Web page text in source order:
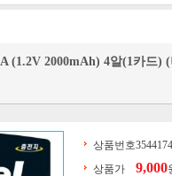
(1.2V 2000mAh) 4알(1카드)
상품번호3544174
상품가
9,000